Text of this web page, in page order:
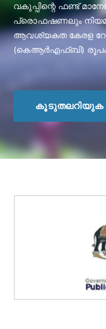
വകുപ്പിന്റെ ഫണ്ട്
പ്രൊഫഷണലും
ആവശ്യകത കേരള
(കെആർഎഫ്ബി) രൂപം
കൂടുതലറിയുക